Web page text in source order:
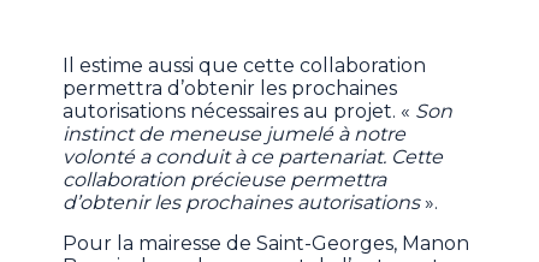
Il estime aussi que cette collaboration
permettra d’obtenir les prochaines
autorisations nécessaires au projet. « Son
instinct de meneuse jumelé à notre
volonté a conduit à ce partenariat. Cette
collaboration précieuse permettra
d’obtenir les prochaines autorisations».
Pour la mairesse de Saint-Georges, Manon